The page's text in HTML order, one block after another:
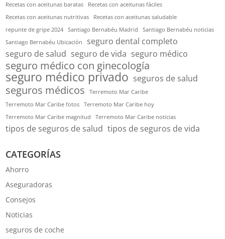
Recetas con aceitunas baratas
Recetas con aceitunas fáciles
Recetas con aceitunas nutritivas
Recetas con aceitunas saludable
repunte de gripe 2024
Santiago Bernabéu Madrid
Santiago Bernabéu noticias
Santiago Bernabéu Ubicación
seguro dental completo
seguro de salud seguro de vida seguro médico
seguro médico con ginecología
seguro médico privado seguros de salud
seguros médicos
Terremoto Mar Caribe
Terremoto Mar Caribe fotos
Terremoto Mar Caribe hoy
Terremoto Mar Caribe magnitud
Terremoto Mar Caribe noticias
tipos de seguros de salud tipos de seguros de vida
CATEGORÍAS
Ahorro
Aseguradoras
Consejos
Noticias
seguros de coche